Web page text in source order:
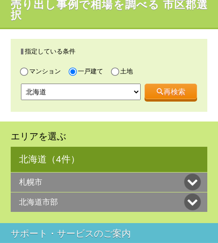
売り出し事例で相場を調べる 市区郡選
択
指定している条件
マンション 一戸建て 土地
再検索
エリアを選ぶ
北海道（4件）
札幌市
北海道市部
サポート・サービスのご案内